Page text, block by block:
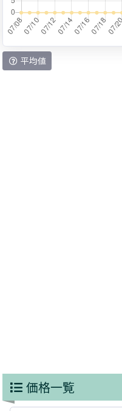
平均値
価格一覧